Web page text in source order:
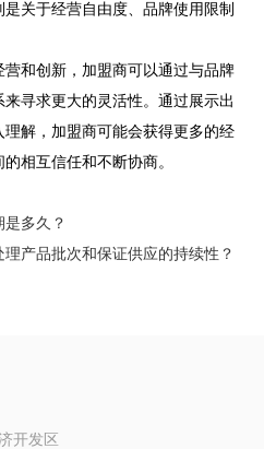
关于经营自由度、品牌使用限制
和创新，加盟商可以通过与品牌
寻求更大的灵活性。通过展示出
解，加盟商可能会获得更多的经
相互信任和不断协商。
多久？
产品批次和保证供应的持续性？
开发区